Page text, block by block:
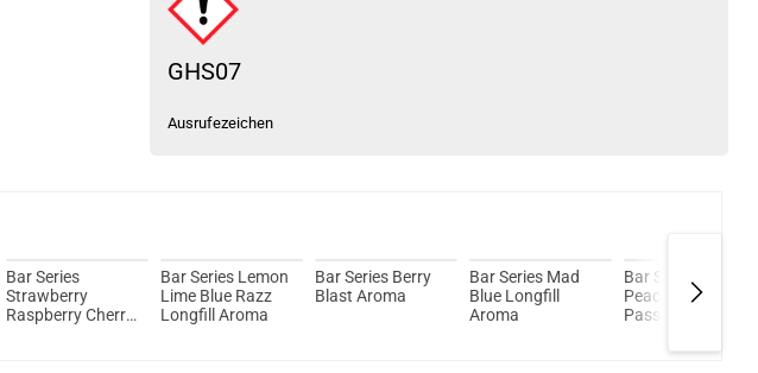
GHS07
Ausrufezeichen
Bar Series
Strawberry
Raspberry Cherry
Bar Series Lemon
Lime Blue Razz
Longfill Aroma
Bar Series Berry
Blast Aroma
Bar Series Mad
Blue Longfill
Aroma
Bar Series Lemon
Peach
Passionfruit